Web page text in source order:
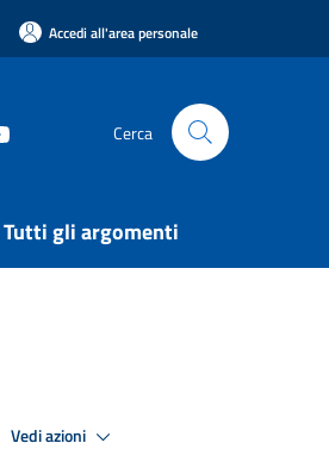
Accedi all'area personale
Cerca
Tutti gli argomenti
Vedi azioni